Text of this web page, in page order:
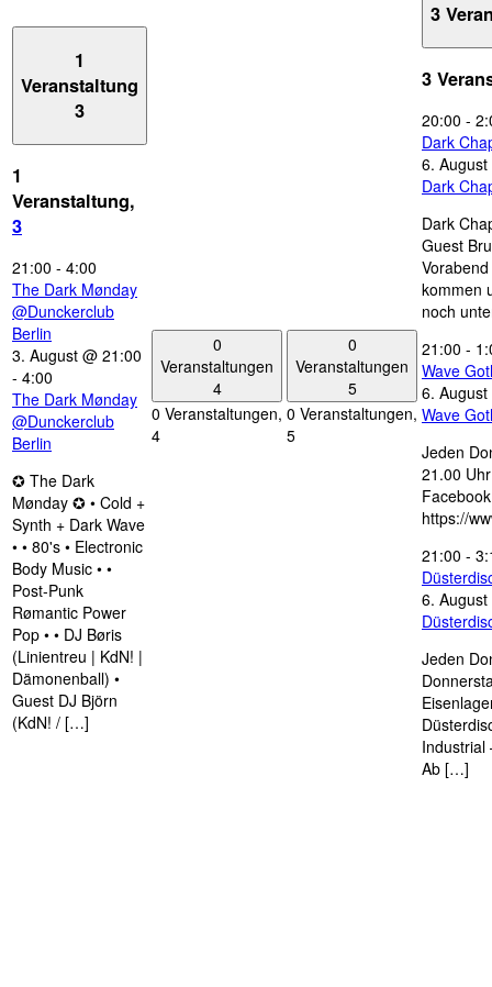
1
Veranstaltung
3
1
Veranstaltung,
3
21:00 - 4:00
The Dark Mønday
@Dunckerclub
Berlin
3. August @ 21:00
- 4:00
The Dark Mønday
@Dunckerclub
Berlin
✪ The Dark
Mønday ✪ • Cold +
Synth + Dark Wave
• • 80's • Electronic
Body Music • •
Post-Punk
Rømantic Power
Pop • • DJ Børis
(Linientreu | KdN! |
Dämonenball) •
Guest DJ Björn
(KdN! / […]
0
Veranstaltungen
4
0 Veranstaltungen,
4
0
Veranstaltungen
5
0 Veranstaltungen,
5
3
3
20:00 -
Dark
6.
Dark
Dark
Guest
kommen
noch
21:00 -
Wave
6.
Wave
Jeden
21.00
https://
21:00 -
6.
Jeden
Industrial
Ab […]